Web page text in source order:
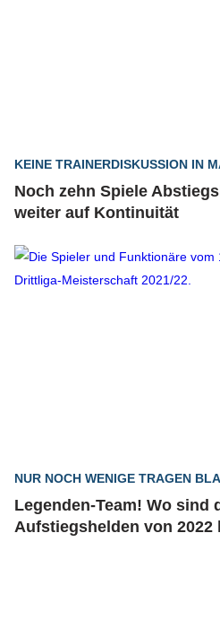
KEINE TRAINERDISKUSSION IN
Noch zehn Spiele
weiter auf Kontinuität
NUR NOCH WENIGE TRAGEN
Legenden-Team! Wo sind
Aufstiegshelden von 2022